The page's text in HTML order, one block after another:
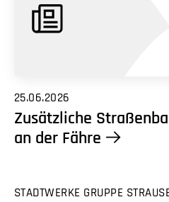
25.06.2026
Zusätzliche
an der Fähre
STADTWERKE GRUPPE